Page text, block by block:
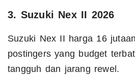
3. Suzuki Nex II 2026
Suzuki Nex II harga 16
postingers yang budget
tangguh dan jarang rewel.